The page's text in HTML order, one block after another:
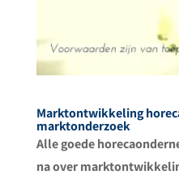
Marktontwikkeling
marktonderzoek
Alle goede
na over